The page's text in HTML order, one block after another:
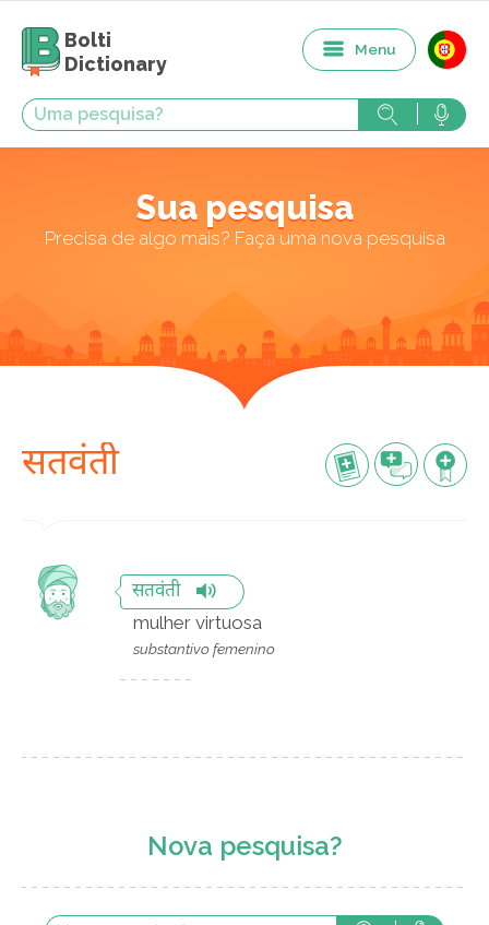
Bolti
Dictionary
Menu
Sua pesquisa
Precisa de algo mais? Faça uma nova pesquisa
सतवंती
सतवंती
mulher virtuosa
substantivo femenino
Nova pesquisa?